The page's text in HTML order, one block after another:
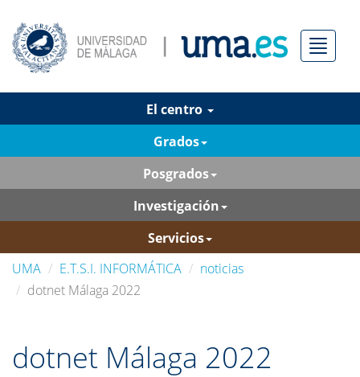
Menú
El centro
Grados
Posgrados
Investigación
Servicios
UMA
E.T.S.I. INFORMÁTICA
noticias
dotnet Málaga 2022
dotnet Málaga 2022